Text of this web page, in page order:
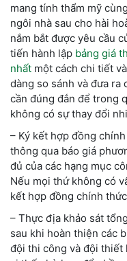
mang tính thẩm mỹ
ngôi nhà sau cho hài
nắm bắt được yêu cầu
tiến hành lập bảng giá
nhất một cách chi tiết
dàng so sánh và đưa
cần đúng đắn để trong
không có sự thay đổi
– Ký kết hợp đồng
thông qua báo giá
đủ của các hạng mục
Nếu mọi thứ không có
kết hợp đồng chính
– Thực địa khảo sát
sau khi hoàn thiện các
đội thi công và đội thiết